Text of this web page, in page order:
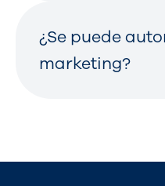
¿Se puede
marketing?